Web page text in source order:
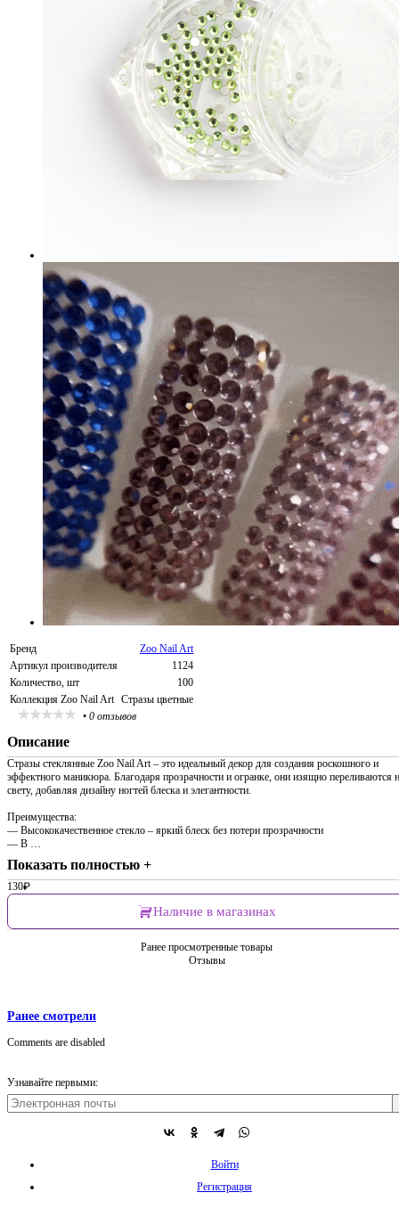
Бренд
Zoo Nail Art
Артикул производителя
1124
Количество, шт
100
Коллекция Zoo Nail Art Стразы цветные
• 0 отзывов
Описание
Стразы стеклянные Zoo Nail Art – это идеальный декор для создания роскошного и
эффектного маникюра. Благодаря прозрачности и огранке, они изящно переливаются
свету, добавляя дизайну ногтей блеска и элегантности.
Преимущества:
— Высококачественное стекло – яркий блеск без потери прозрачности
— В …
Показать полностью +
130₽
Наличие в магазинах
Ранее просмотренные товары
Отзывы
Ранее смотрели
Comments are disabled
Узнавайте первыми:
Войти
Регистрация